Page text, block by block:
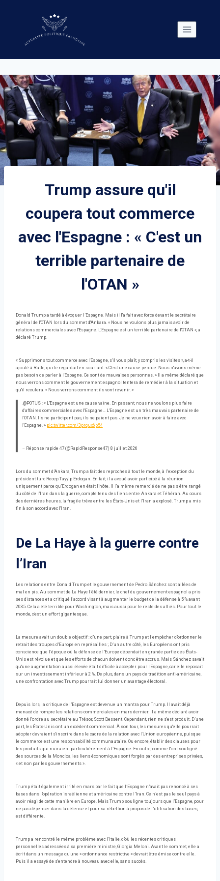
Trump assure qu'il
coupera tout commerce
avec l'Espagne : « C'est un
terrible partenaire de
l'OTAN »
Donald Trump a tardé à évoquer l’Espagne. Mais il l'a fait avec force devant le secrétaire
général de l'OTAN lors du sommet d'Ankara. « Nous ne voulons plus jamais avoir de
relations commerciales avec l'Espagne. L'Espagne est un terrible partenaire de l'OTAN », a
déclaré Trump.
« Supprimons tout commerce avec l'Espagne, s'il vous plaît, y compris les visites », a-t-il
ajouté à Rutte, qui le regardait en souriant. « C'est une cause perdue. Nous n'avons même
pas besoin de parler à l'Espagne. Ce sont de mauvaises personnes. » Il a même déclaré que
nous verrons comment le gouvernement espagnol tentera de remédier à la situation et
qu'il reculera. « Nous verrons comment ils vont revenir. »
.@POTUS : « L'Espagne est une cause vaine. En passant, nous ne voulons plus faire
d'affaires commerciales avec l'Espagne… L'Espagne est un très mauvais partenaire de
l'OTAN. Ils ne participent pas, ils ne paient pas. Je ne veux rien avoir à faire avec
l'Espagne. » pic.twitter.com/3prqux6p54
– Réponse rapide 47 (@RapidResponse47) 8 juillet 2026
Lors du sommet d’Ankara, Trump a fait des reproches à tout le monde, à l’exception du
président turc Recep Tayyip Erdogan. En fait, il a avoué avoir participé à la réunion
uniquement parce qu’Erdogan en était l’hôte. Il l’a même remercié de ne pas s’être rangé
du côté de l’Iran dans la guerre, compte tenu des liens entre Ankara et Téhéran. Au cours
des dernières heures, la fragile trêve entre les États-Unis et l’Iran a explosé. Trump a mis
fin à son accord avec l'Iran.
De La Haye à la guerre contre
l’Iran
Les relations entre Donald Trump et le gouvernement de Pedro Sánchez sont allées de
mal en pis. Au sommet de La Haye l’été dernier, le chef du gouvernement espagnol a pris
ses distances et a critiqué l’accord visant à augmenter le budget de la défense à 5 % avant
2035. Cela a été terrible pour Washington, mais aussi pour le reste des alliés. Pour tout le
monde, c'est un effort gigantesque.
La mesure avait un double objectif : d’une part, plaire à Trump et l’empêcher d’ordonner le
retrait des troupes d’Europe en représailles ; D’un autre côté, les Européens ont pris
conscience que l’époque où la défense de l’Europe dépendait en grande partie des États-
Unis est révolue et que les efforts de chacun doivent donc être accrus. Mais Sánchez savait
qu'une augmentation aussi élevée était difficile à accepter pour l'Espagne, car elle reposait
sur un investissement inférieur à 2 %. De plus, dans un pays de tradition anti-américaine,
une confrontation avec Trump pourrait lui donner un avantage électoral.
Depuis lors, la critique de l’Espagne est devenue un mantra pour Trump. Il avait déjà
menacé de rompre les relations commerciales en mars dernier. Il a même déclaré avoir
donné l'ordre au secrétaire au Trésor, Scott Bessent. Cependant, rien ne s'est produit. D’une
part, les États-Unis ont un excédent commercial. À son tour, les mesures qu'elle pourrait
adopter devraient s'inscrire dans le cadre de la relation avec l'Union européenne, puisque
le commerce est une responsabilité communautaire. Ou encore, établir des clauses pour
les produits qui nuiraient particulièrement à l’Espagne. En outre, comme l'ont souligné
des sources de la Moncloa, les liens économiques sont forgés par des entreprises privées,
« et non par les gouvernements ».
Trump était également irrité en mars par le fait que l’Espagne n’avait pas renoncé à ses
bases dans l’opération israélienne et américaine contre l’Iran. Ce n’est pas le seul pays à
avoir réagi de cette manière en Europe. Mais Trump souligne toujours que l’Espagne, pour
ne pas dépenser dans la défense et pour sa rébellion à propos de l’utilisation des bases,
est différente.
Trump a rencontré le même problème avec l’Italie, d’où les récentes critiques
personnelles adressées à sa première ministre, Giorgia Meloni. Avant le sommet, elle a
écrit dans un message qu'une « ordonnance restrictive » devrait être émise contre elle.
Puis il a essayé de s'entendre à nouveau avec elle, sans succès.